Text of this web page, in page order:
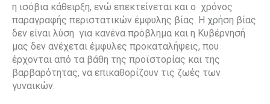
η ισόβια κάθειρξη, ενώ επεκτείνεται και ο χρόνος
παραγραφής περιστατικών έμφυλης βίας. Η χρήση βίας
δεν είναι λύση για κανένα πρόβλημα και η Κυβέρνησή
μας δεν ανέχεται έμφυλες προκαταλήψεις, που
έρχονται από τα βάθη της προϊστορίας και της
βαρβαρότητας, να επικαθορίζουν τις ζωές των
γυναικών.